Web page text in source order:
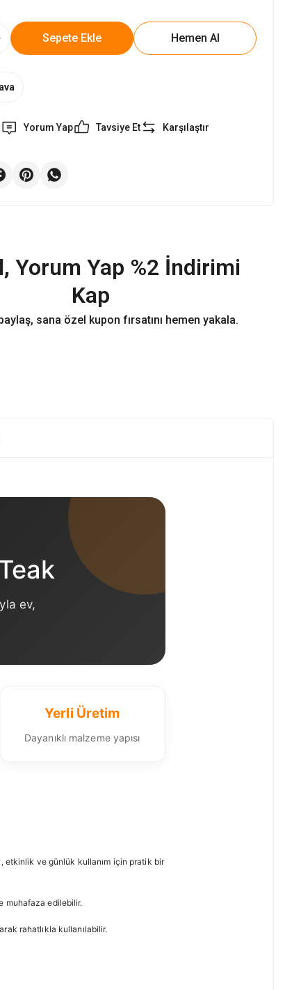
Sepete Ekle Hemen Al
Yorum Yap Tavsiye Et Karşılaştır
Yorum Yap %2 İndirimi
Kap
sana özel kupon fırsatını hemen yakala.
ev,
Yerli Üretim
Dayanıklı malzeme yapısı
etkinlik ve günlük kullanım için pratik bir
muhafaza edilebilir.
rahatlıkla kullanılabilir.